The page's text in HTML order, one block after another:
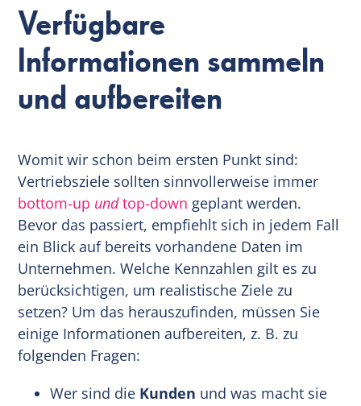
Verfügbare
Informationen sammeln
und aufbereiten
Womit wir schon beim ersten Punkt sind:
Vertriebsziele sollten sinnvollerweise immer
bottom-up undtop-down geplant werden.
Bevor das passiert, empfiehlt sich in jedem Fall
ein Blick auf bereits vorhandene Daten im
Unternehmen. Welche Kennzahlen gilt es zu
berücksichtigen, um realistische Ziele zu
setzen? Um das herauszufinden, müssen Sie
einige Informationen aufbereiten, z. B. zu
folgenden Fragen:
Wer sind die Kunden und was macht sie